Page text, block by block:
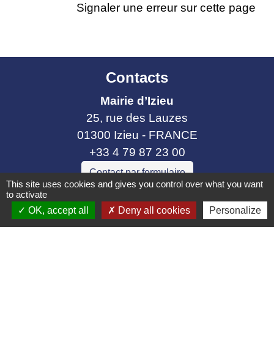
Signaler une erreur sur cette page
Contacts
Mairie d’Izieu
25, rue des Lauzes
01300 Izieu - FRANCE
+33 4 79 87 23 00
Contact par formulaire
Liens collectivités
This site uses cookies and gives you control over what you want
to activate
OK, accept all
Deny all cookies Personalize